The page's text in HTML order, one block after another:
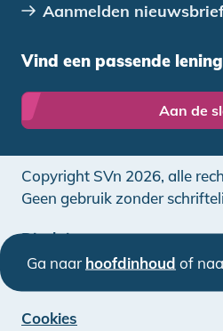
Aanmelden
Vind een passende lening
Aan de
Copyright SVn 2026, alle
Geen gebruik zonder
Disclaimer
Cookies
Ga naar hoofdinhoud of